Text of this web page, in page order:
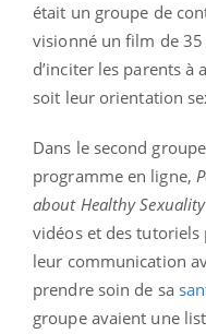
était un groupe de
visionné un film de
d’inciter les parents à
soit leur orientation
Dans le second
programme en ligne,
about Healthy
vidéos et des
leur communication
prendre soin de sa
groupe avaient une